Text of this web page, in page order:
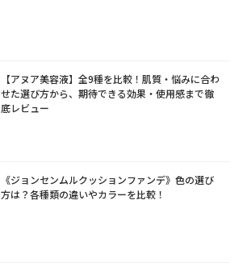
【アヌア美容液】全9種を比較！肌質・悩みに合わ
せた選び方から、期待できる効果・使用感まで徹
底レビュー
《ジョンセンムルクッションファンデ》色の選び
方は？各種類の違いやカラーを比較！